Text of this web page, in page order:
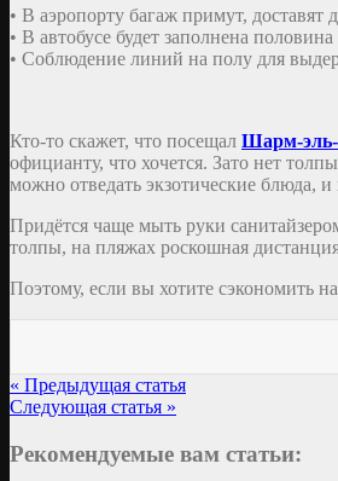
• В аэропорту багаж примут, доставят
• В автобусе будет заполнена
• Соблюдение линий на полу для
Кто-то скажет, что посещал Шарм-
официанту, что хочется. Зато нет
можно отведать экзотические блюда,
Придётся чаще мыть руки
толпы, на пляжах роскошная
Поэтому, если вы хотите сэкономить
« Предыдущая статья
Следующая статья »
Рекомендуемые вам статьи: